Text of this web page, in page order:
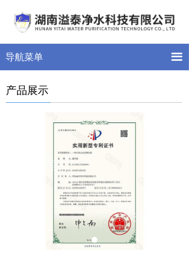
끀
首页
产品展示
新闻中心
导航菜单
产品展示